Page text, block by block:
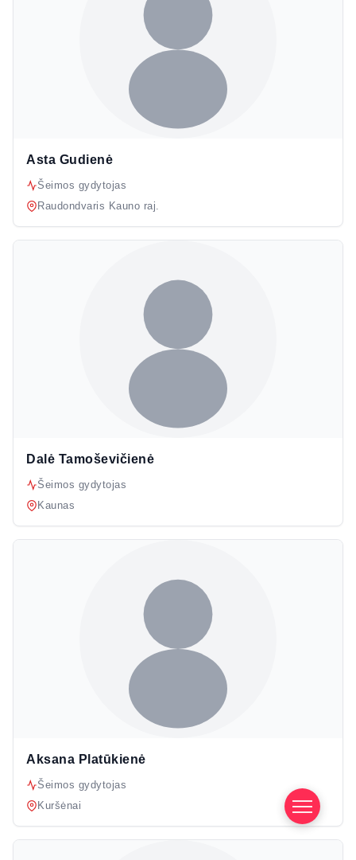
Asta Gudienė
Šeimos gydytojas
Raudondvaris Kauno raj.
Dalė Tamoševičienė
Šeimos gydytojas
Kaunas
Aksana Platūkienė
Šeimos gydytojas
Kuršėnai